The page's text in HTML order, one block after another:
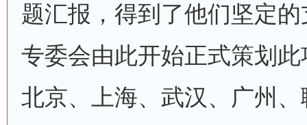
题汇报，得到了他们坚定
专委会由此开始正式策划
北京、上海、武汉、广州